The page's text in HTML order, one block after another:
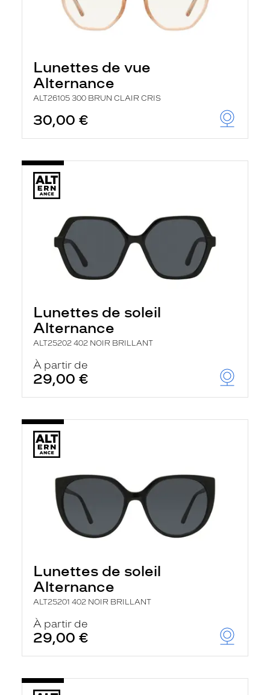
Lunettes de vue
Alternance
ALT26105 300 BRUN CLAIR CRIS
30,00 €
Lunettes de soleil
Alternance
ALT25202 402 NOIR BRILLANT
À partir de
29,00 €
Lunettes de soleil
Alternance
ALT25201 402 NOIR BRILLANT
À partir de
29,00 €